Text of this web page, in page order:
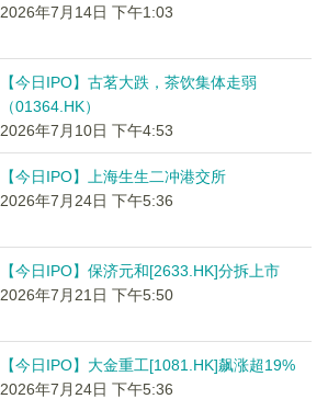
2026年7月14日 下午1:03
【今日IPO】古茗大跌，茶饮集体走弱
（01364.HK）
2026年7月10日 下午4:53
【今日IPO】上海生生二冲港交所
2026年7月24日 下午5:36
【今日IPO】保济元和[2633.HK]分拆上市
2026年7月21日 下午5:50
【今日IPO】大金重工[1081.HK]飙涨超19%
2026年7月24日 下午5:36